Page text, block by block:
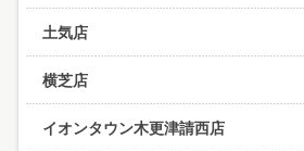
土気店
横芝店
イオンタウン木更津請西店